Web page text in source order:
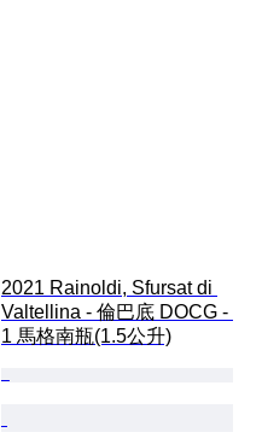
2021 Rainoldi, Sfursat di
Valtellina - 倫巴底 DOCG -
1 馬格南瓶(1.5公升)